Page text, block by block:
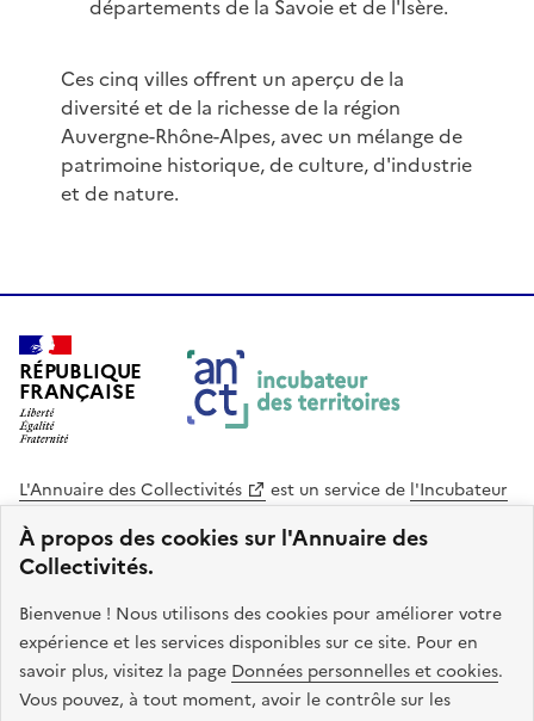
À propos des cookies sur l'Annuaire des
Collectivités.
Bienvenue ! Nous utilisons des cookies pour améliorer votre
expérience et les services disponibles sur ce site. Pour en
savoir plus, visitez la page Données personnelles et cookies.
Vous pouvez, à tout moment, avoir le contrôle sur les
départements de la Savoie et de l'Isère.
Ces cinq villes offrent un aperçu de la
diversité et de la richesse de la région
Auvergne-Rhône-Alpes, avec un mélange de
patrimoine historique, de culture, d'industrie
et de nature.
RÉPUBLIQUE
FRANÇAISE
L'Annuaire des Collectivités est un service de l'Incubateur
des Territoires
Cohésion des Territoires
. Le code source de ce site web
est disponible en licence libre. Le design de ce site est conçu
avec le système de design de l’État.
legifrance.gouv.fr
info.gouv.fr
service-public.gouv.fr
data.gouv.fr